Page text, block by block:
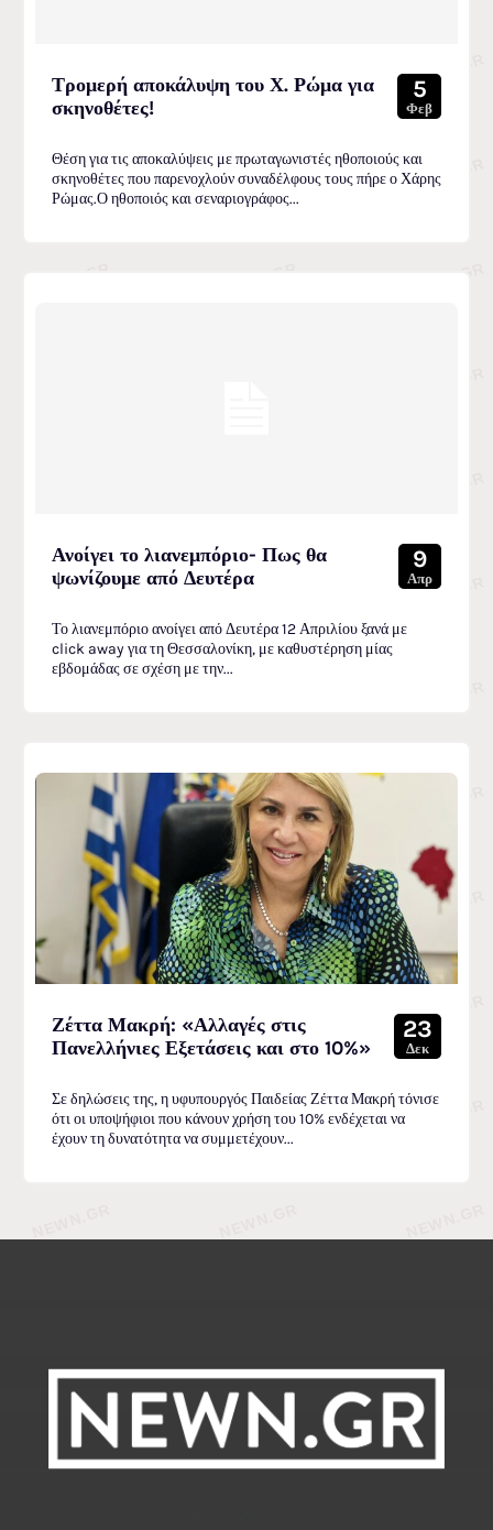
Τρομερή αποκάλυψη του Χ. Ρώμα για
σκηνοθέτες!
5
Φεβ
Θέση για τις αποκαλύψεις με πρωταγωνιστές ηθοποιούς και
σκηνοθέτες που παρενοχλούν συναδέλφους τους πήρε ο Χάρης
Ρώμας.Ο ηθοποιός και σεναριογράφος...
Ανοίγει το λιανεμπόριο- Πως θα
ψωνίζουμε από Δευτέρα
9
Απρ
Το λιανεμπόριο ανοίγει από Δευτέρα 12 Απριλίου ξανά με
click away για τη Θεσσαλονίκη, με καθυστέρηση μίας
εβδομάδας σε σχέση με την...
Ζέττα Μακρή: «Αλλαγές στις
Πανελλήνιες Εξετάσεις και στο 10%»
23
Δεκ
Σε δηλώσεις της, η υφυπουργός Παιδείας Ζέττα Μακρή τόνισε
ότι οι υποψήφιοι που κάνουν χρήση του 10% ενδέχεται να
έχουν τη δυνατότητα να συμμετέχουν...